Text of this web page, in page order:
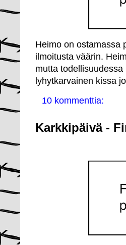
Heimo on ostamassa
ilmoitusta väärin.
mutta
lyhytkarvainen kissa
10 kommenttia:
Karkkipäivä -